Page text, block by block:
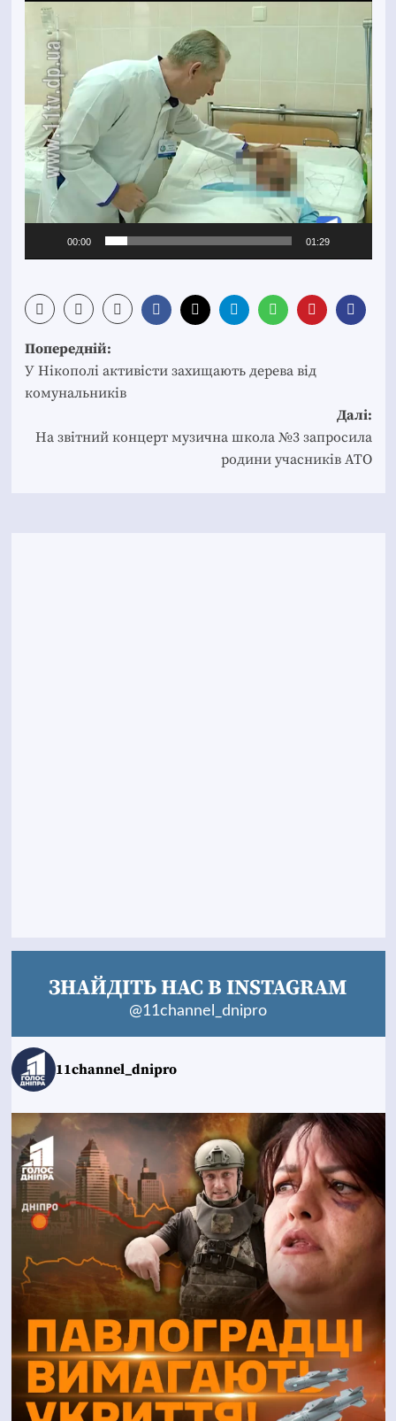
Відеопрогравач
00:00 01:29
Post
navigation
Попередній:
У Нікополі активісти захищають дерева від
комунальників
Далі:
На звітний концерт музична школа №3 запросила
родини учасників АТО
ЗНАЙДІТЬ НАС В INSTAGRAM
@11channel_dnipro
11channel_dnipro